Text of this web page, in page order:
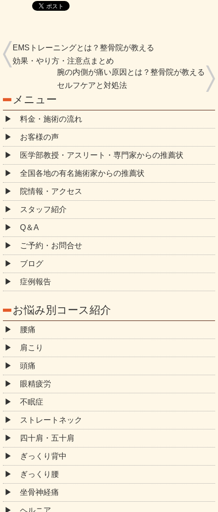
EMSトレーニングとは？整骨院が教える
効果・やり方・注意点まとめ
腕の内側が痛い原因とは？整骨院が教える
セルフケアと対処法
メニュー
料金・施術の流れ
お客様の声
医学部教授・アスリート・専門家からの推薦状
全国各地の有名施術家からの推薦状
院情報・アクセス
スタッフ紹介
Q＆A
ご予約・お問合せ
ブログ
症例報告
お悩み別コース紹介
腰痛
肩こり
頭痛
眼精疲労
不眠症
ストレートネック
四十肩・五十肩
ぎっくり背中
ぎっくり腰
坐骨神経痛